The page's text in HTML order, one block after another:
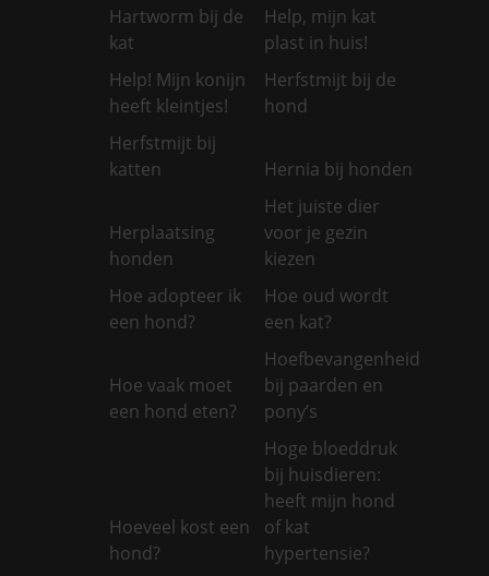
Hartworm bij de
kat
Help, mijn kat
plast in huis!
Help! Mijn konijn
heeft kleintjes!
Herfstmijt bij de
hond
Herfstmijt bij
katten
Hernia bij honden
Herplaatsing
honden
Het juiste dier
voor je gezin
kiezen
Hoe adopteer ik
een hond?
Hoe oud wordt
een kat?
Hoe vaak moet
een hond eten?
Hoefbevangenheid
bij paarden en
pony’s
Hoeveel kost een
hond?
Hoge bloeddruk
bij huisdieren:
heeft mijn hond
of kat
hypertensie?